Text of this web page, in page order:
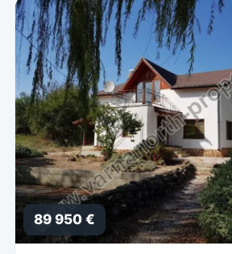
89 950 €